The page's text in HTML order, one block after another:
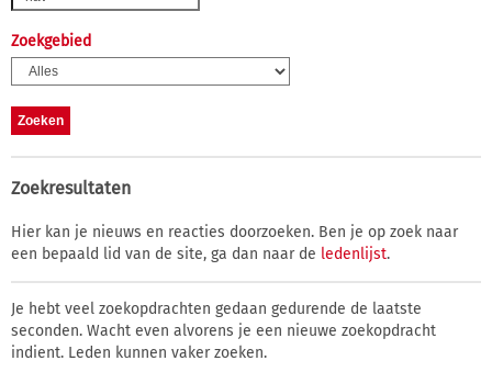
Zoekgebied
Zoekresultaten
Hier kan je nieuws en reacties doorzoeken. Ben je op zoek naar
een bepaald lid van de site, ga dan naar de ledenlijst.
Je hebt veel zoekopdrachten gedaan gedurende de laatste
seconden. Wacht even alvorens je een nieuwe zoekopdracht
indient. Leden kunnen vaker zoeken.